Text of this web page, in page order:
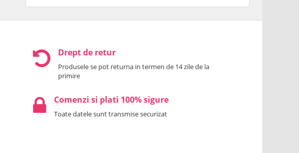
Drept de retur
Produsele se pot returna in termen de 14 zile de la
primire
Comenzi si plati 100% sigure
Toate datele sunt transmise securizat